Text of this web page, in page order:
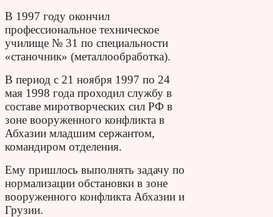
В 1997 году окончил
профессиональное техническое
училище № 31 по специальности
«станочник» (металлообработка).
В период с 21 ноября 1997 по 24
мая 1998 года проходил службу в
составе миротворческих сил РФ в
зоне вооруженного конфликта в
Абхазии младшим сержантом,
командиром отделения.
Ему пришлось выполнять задачу по
нормализации обстановки в зоне
вооруженного конфликта Абхазии и
Грузии.